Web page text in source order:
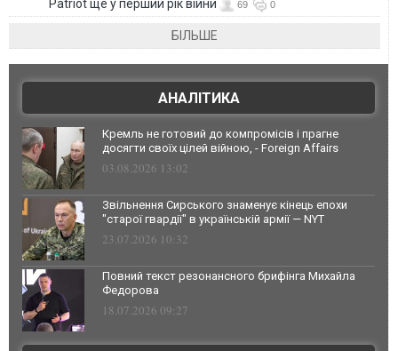
Patriot ще у перший рік війни 69 0
БІЛЬШЕ
АНАЛІТИКА
Кремль не готовий до компромісів і прагне
досягти своїх цілей війною, - Foreign Affairs
03.08.2026 13:02
Звільнення Сирського знаменує кінець епохи
"старої гвардії" в українській армії — NYT
23.07.2026 10:32
Повний текст резонансного брифінга Михайла
Федорова
18.07.2026 09:27